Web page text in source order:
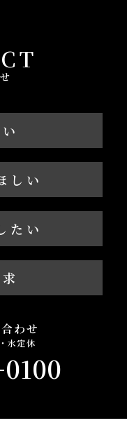
しい
たい
わせ
水定休
0100